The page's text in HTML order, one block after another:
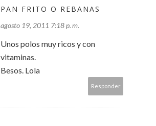
PAN FRITO O REBANAS
agosto 19, 2011 7:18 p. m.
Unos polos muy ricos y con
vitaminas.
Besos. Lola
Responder